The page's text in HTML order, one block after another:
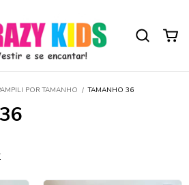
POR TAMANHO / TAMANHO 36